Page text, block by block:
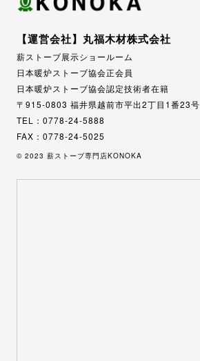
【運営会社】丸福木材株式会社
薪ストーブ展示ショールーム
日本暖炉ストーブ協会正会員
日本暖炉ストーブ協会認定技術者在籍
〒915-0803 福井県越前市平出2丁目1番23号
TEL：0778-24-5888
FAX：0778-24-5025
© 2023 薪ストーブ専門店KONOKA